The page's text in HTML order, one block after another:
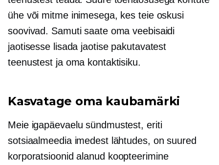
ühe või mitme inimesega, kes teie oskusi
soovivad. Samuti saate oma veebisaidi
jaotisesse lisada jaotise pakutavatest
teenustest ja oma kontaktisiku.
Kasvatage oma kaubamärki
Meie igapäevaelu sündmustest, eriti
sotsiaalmeedia imedest lähtudes, on suured
korporatsioonid alanud koopteerimine